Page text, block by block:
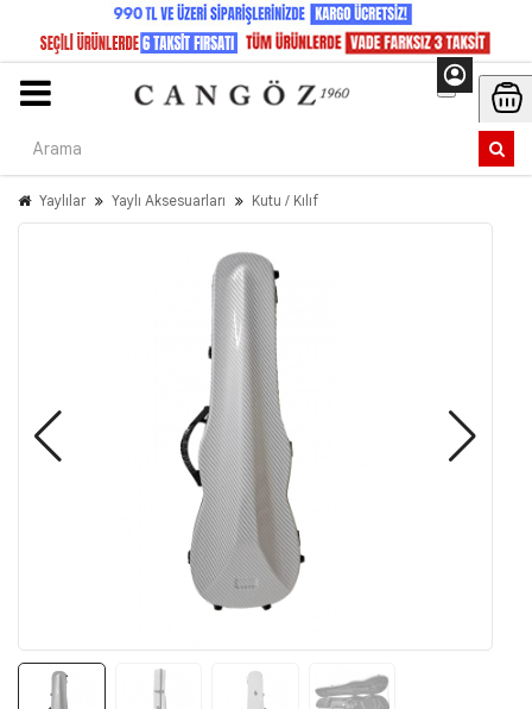
Yaylılar Yaylı Aksesuarları Kutu / Kılıf